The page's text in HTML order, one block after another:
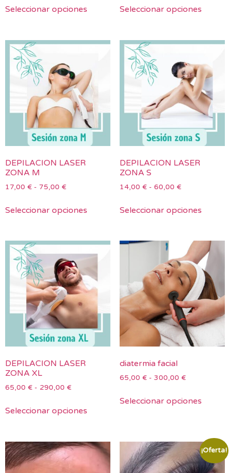
Seleccionar opciones Seleccionar opciones
DEPILACION LASER
ZONA M
17,00 € - 75,00 €
Seleccionar opciones
DEPILACION LASER
ZONA S
14,00 € - 60,00 €
Seleccionar opciones
DEPILACION LASER
ZONA XL
65,00 € - 290,00 €
Seleccionar opciones
diatermia facial
65,00 € - 300,00 €
Seleccionar opciones
¡Oferta!